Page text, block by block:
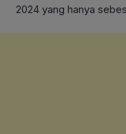
2024 yang hanya